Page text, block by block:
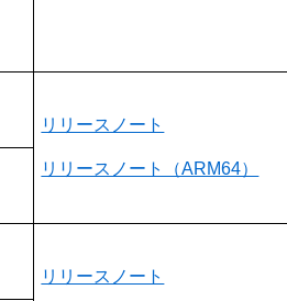
リリースノート
リリースノート（ARM64）
リリースノート